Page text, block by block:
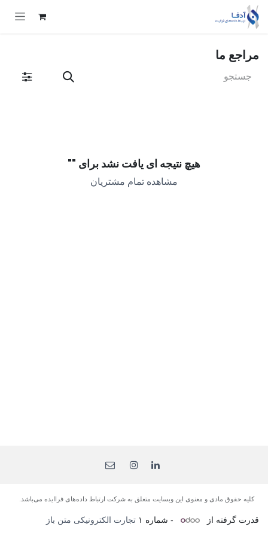
Skip to Content
مراجع ما
هیچ نتیجه ای یافت نشد برای ""
مشاهده تمام مشتریان
کلیه حقوق مادی و معنوی این وبسایت متعلق به شرکت ارتباط داده‌های فرا‌ایده می‌باشد.
قدرت گرفته از - شماره ۱ تجارت الکترونیکی متن باز